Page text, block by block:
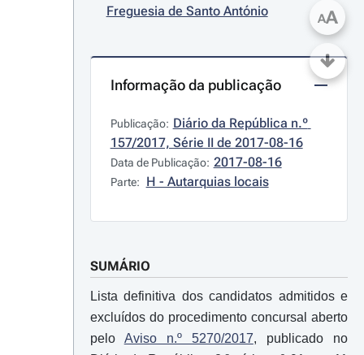
Freguesia de Santo António
Informação da publicação
Publicação: Diário da República n.º
157/2017, Série II de 2017-08-16
Data de Publicação: 2017-08-16
Parte: H - Autarquias locais
SUMÁRIO
Lista definitiva dos candidatos admitidos e
excluídos do procedimento concursal aberto
pelo Aviso n.º 5270/2017, publicado no
AA